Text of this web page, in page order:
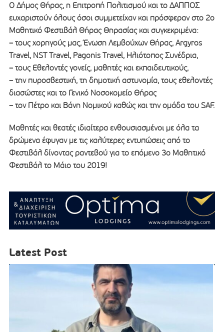
Ο Δήμος Θήρας, η Επιτροπή Πολιτισμού και το ΔΑΠΠΟΣ
ευχαριστούν όλους όσοι συμμετείχαν και πρόσφεραν στο 2ο
Μαθητικό Φεστιβάλ Θήρας Θηρασίας και συγκεκριμένα:
– τους χορηγούς μας, Ένωση Λεμβούχων Θήρας, Argyros
Travel, NST Travel, Pagonis Travel, Ηλιότοπος Συνέδρια,
– τους Εθελοντές γονείς, μαθητές και εκπαιδευτικούς,
– την πυροσβεστική, τη δημοτική αστυνομία, τους εθελοντές
διασώστες και το Γενικό Νοσοκομείο Θήρας
– τον Πέτρο και Βάνη Νομικού καθώς και την ομάδα του SAF.
Μαθητές και θεατές ιδιαίτερα ενθουσιασμένοι με όλα τα
δρώμενα έφυγαν με τις καλύτερες εντυπώσεις από το
Φεστιβάλ δίνοντας ραντεβού για το επόμενο 3ο Μαθητικό
Φεστιβάλ το Μάιο του 2019!
Latest Post